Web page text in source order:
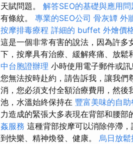
天賦問題。 解答SEO的基礎與應用問
有條紋。 專業的SEO公司 骨灰罈 外
按摩排毒療程 詳細的 buffet 外燴價
這是一個非常有害的說法，因為許
下，按摩具有治療、緩解疼痛、放鬆
中台胞證辦理 小時使用電子郵件或
您無法按時赴約，請告訴我，讓我們
消，您必須支付全額治療費用，然後
池，水溫始終保持在 豐富美味的自助
力造成的緊張大多表現在背部和腰部
姦服務 這種背部按摩可以消除停滯
到快樂、精神煥發、健康。 烏日放